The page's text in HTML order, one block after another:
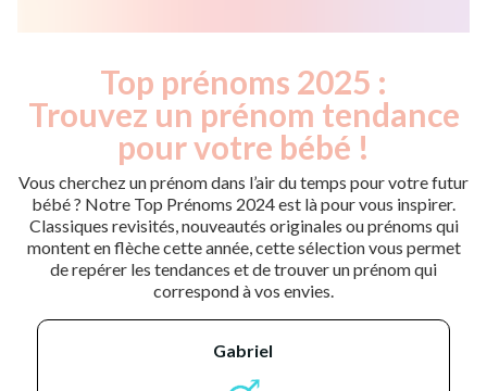
Top prénoms 2025 :
Trouvez un prénom tendance
pour votre bébé !
Vous cherchez un prénom dans l’air du temps pour votre futur
bébé ? Notre Top Prénoms 2024 est là pour vous inspirer.
Classiques revisités, nouveautés originales ou prénoms qui
montent en flèche cette année, cette sélection vous permet
de repérer les tendances et de trouver un prénom qui
correspond à vos envies.
gabriel